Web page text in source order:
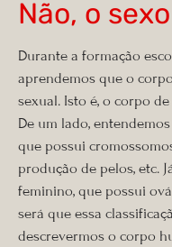
Não, o
Durante a formação
aprendemos que o
sexual. Isto é, o corpo
De um lado,
que possui
produção de pelos, etc.
feminino, que possui
será que essa
descrevermos o corpo